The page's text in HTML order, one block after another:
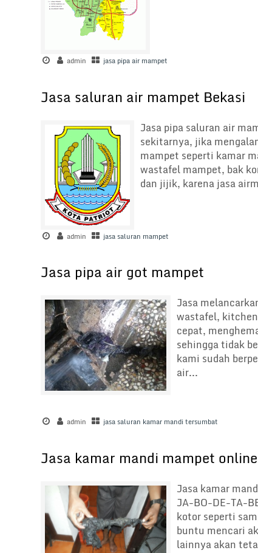
admin jasa pipa air mampet
Jasa saluran air mampet Bekasi
Jasa pipa saluran air
sekitarnya, jika
mampet seperti kamar
wastafel mampet, bak
dan jijik, karena jasa
admin jasa saluran mampet
Jasa pipa air got mampet
Jasa
wastafel,
cepat,
sehingga tidak
kami sudah
air...
admin jasa saluran kamar mandi tersumbat
Jasa kamar mandi mampet
Jasa kamar
JA-BO-DE-TA-
kotor seperti
buntu mencari
lainnya akan